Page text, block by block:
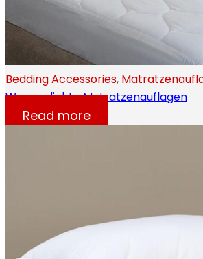
Bedding Accessories,
Wasserdichte Matratzenauflagen
Read more